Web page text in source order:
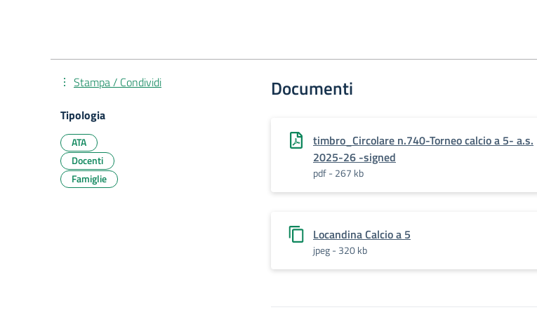
Documenti
timbro_Circolare n.740-Torneo calcio a 5- a.s.
2025-26 -signed
pdf - 267 kb
Locandina Calcio a 5
jpeg - 320 kb
Stampa / Condividi
Tipologia
ATA
Docenti
Famiglie